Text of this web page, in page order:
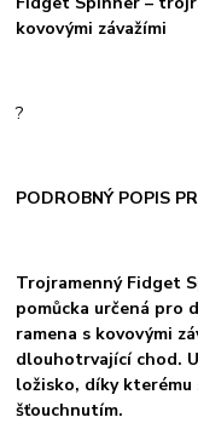
kovovými závažími
?
PODROBNÝ POPIS
Trojramenný Fidget
pomůcka určená pro
ramena s kovovými
dlouhotrvající chod.
ložisko, díky
šťouchnutím.